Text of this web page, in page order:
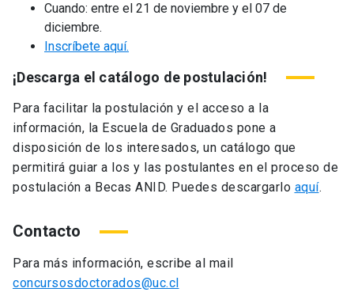
Cuando: entre el 21 de noviembre y el 07 de
diciembre.
Inscríbete aquí.
¡Descarga el catálogo de postulación!
Para facilitar la postulación y el acceso a la
información, la Escuela de Graduados pone a
disposición de los interesados, un catálogo que
permitirá guiar a los y las postulantes en el proceso de
postulación a Becas ANID. Puedes descargarlo aquí.
Contacto
Para más información, escribe al mail
concursosdoctorados@uc.cl